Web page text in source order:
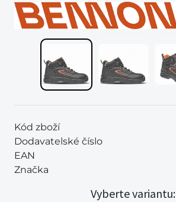
Kód zboží
Dodavatelské číslo
EAN
Značka
Vyberte variantu: